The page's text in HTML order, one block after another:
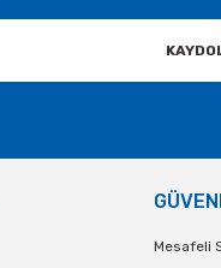
Mesafeli